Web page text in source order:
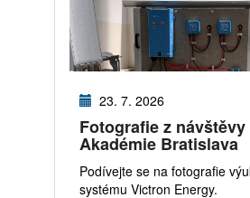
23. 7. 2026
Fotografie z návštěvy
Akadémie Bratislava
Podívejte se na fotografie
systému Victron Energy.